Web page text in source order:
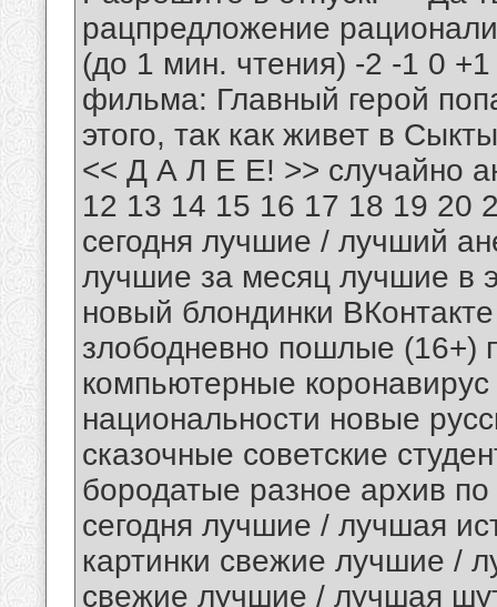
рацпредложение
(до 1 мин. чтения) -2 -1 0
фильма: Главный герой
этого, так как живет в
<< Д А Л Е Е! >> случайно
12 13 14 15 16 17 18 19 20
сегодня лучшие / лучший
лучшие за месяц лучшие в
новый блондинки
злободневно пошлые (16+)
компьютерные
национальности новые
сказочные советские
бородатые разное архив
сегодня лучшие / лучшая
картинки свежие лучшие /
свежие лучшие / лучшая